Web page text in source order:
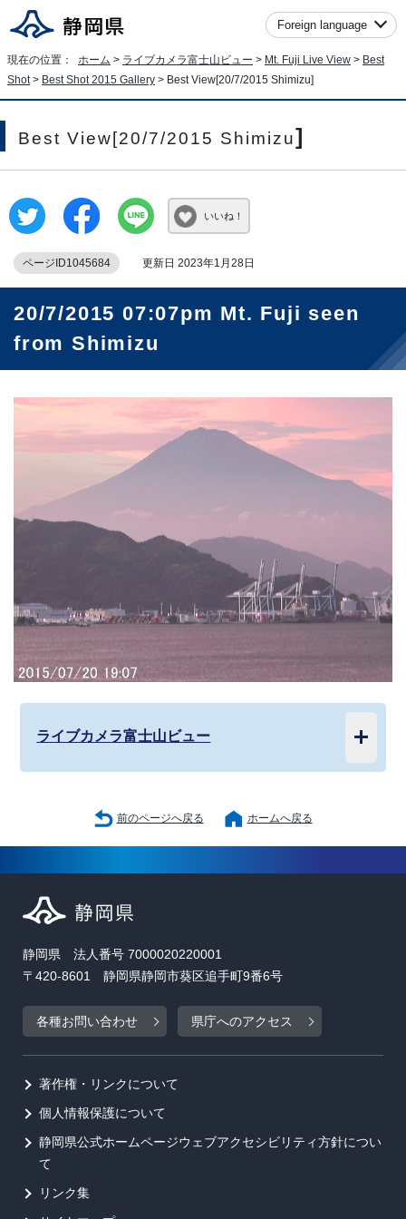
Foreign language
現在の位置： ホーム > ライブカメラ富士山ビュー > Mt. Fuji Live View > Best
Shot> Best Shot 2015 Gallery > Best View[20/7/2015 Shimizu]
Best View[20/7/2015 Shimizu]
いいね！
ページID1045684 更新日 2023年1月28日
20/7/2015 07:07pm Mt. Fuji seen
from Shimizu
ライブカメラ富士山ビュー
前のページへ戻る ホームへ戻る
静岡県 法人番号 7000020220001
〒420-8601 静岡県静岡市葵区追手町9番6号
各種お問い合わせ 県庁へのアクセス
著作権・リンクについて
個人情報保護について
静岡県公式ホームページウェブアクセシビリティ方針につい
て
リンク集